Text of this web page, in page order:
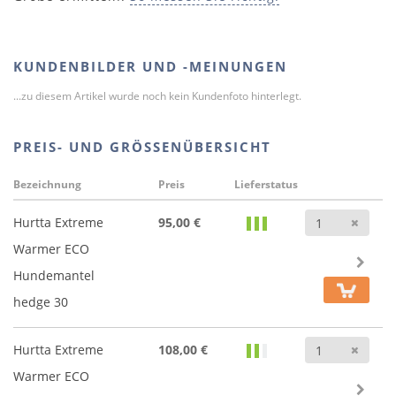
KUNDENBILDER UND -MEINUNGEN
...zu diesem Artikel wurde noch kein Kundenfoto hinterlegt.
PREIS- UND GRÖSSENÜBERSICHT
Bezeichnung Preis Lieferstatus
Hurtta Extreme
Warmer ECO
Hundemantel
hedge 30
95,00 €
Hurtta Extreme
Warmer ECO
108,00 €